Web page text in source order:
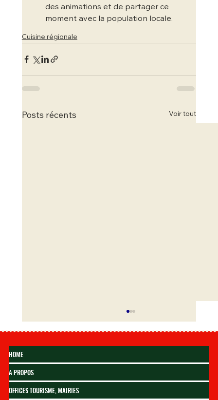
des animations et de partager ce
moment avec la population locale.
Cuisine régionale
Posts récents Voir tout
HOME
A PROPOS
OFFICES TOURISME, MAIRIES